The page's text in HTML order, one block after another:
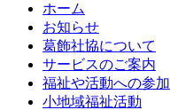
ホーム
お知らせ
葛飾社協について
サービスのご案内
福祉や活動への参加
小地域福祉活動